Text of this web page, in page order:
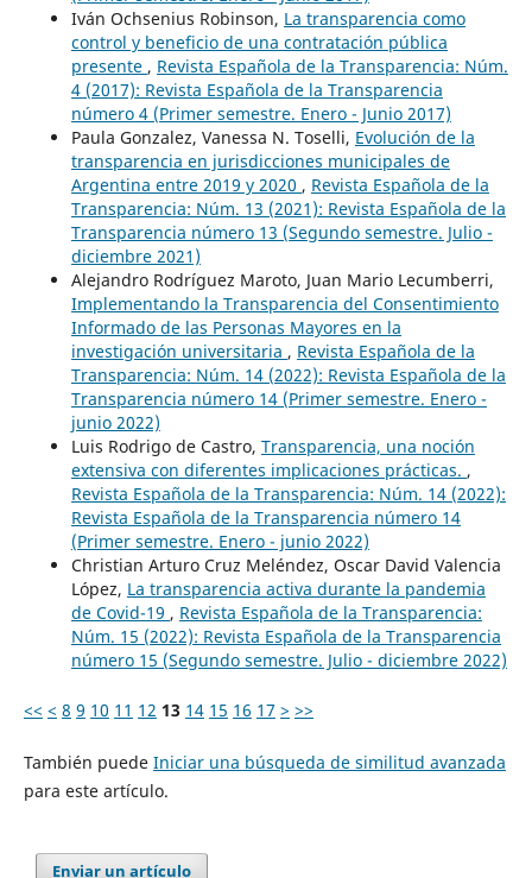
Iván Ochsenius Robinson, La transparencia como
control y beneficio de una contratación pública
presente , Revista Española de la Transparencia: Núm.
4 (2017): Revista Española de la Transparencia
número 4 (Primer semestre. Enero - Junio 2017)
Paula Gonzalez, Vanessa N. Toselli, Evolución de la
transparencia en jurisdicciones municipales de
Argentina entre 2019 y 2020 , Revista Española de la
Transparencia: Núm. 13 (2021): Revista Española de la
Transparencia número 13 (Segundo semestre. Julio -
diciembre 2021)
Alejandro Rodríguez Maroto, Juan Mario Lecumberri,
Implementando la Transparencia del Consentimiento
Informado de las Personas Mayores en la
investigación universitaria , Revista Española de la
Transparencia: Núm. 14 (2022): Revista Española de la
Transparencia número 14 (Primer semestre. Enero -
junio 2022)
Luis Rodrigo de Castro, Transparencia, una noción
extensiva con diferentes implicaciones prácticas. ,
Revista Española de la Transparencia: Núm. 14 (2022):
Revista Española de la Transparencia número 14
(Primer semestre. Enero - junio 2022)
Christian Arturo Cruz Meléndez, Oscar David Valencia
López, La transparencia activa durante la pandemia
de Covid-19 , Revista Española de la Transparencia:
Núm. 15 (2022): Revista Española de la Transparencia
número 15 (Segundo semestre. Julio - diciembre 2022)
<< < 8 9 10 11 12 13 14 15 16 17 > >>
También puede Iniciar una búsqueda de similitud avanzada
para este artículo.
Enviar un artículo